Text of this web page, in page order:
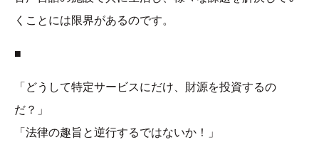
くことには限界があるのです。
■
「どうして特定サービスにだけ、財源を投資するの
だ？」
「法律の趣旨と逆行するではないか！」